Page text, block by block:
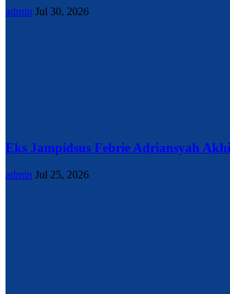
admin Jul 30, 2026
Eks Jampidsus Febrie Adriansyah
admin Jul 25, 2026